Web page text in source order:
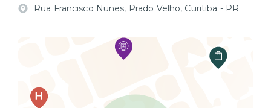
Rua Francisco Nunes, Prado Velho, Curitiba - PR